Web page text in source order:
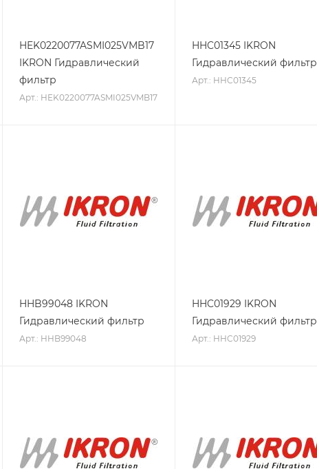
HEK0220077ASMI025VMB17
IKRON Гидравлический
фильтр
Арт.: HEK0220077ASMI025VMB17
HHC01345 IKRON
Гидравлический фильтр
Арт.: HHC01345
HHB99048 IKRON
Гидравлический фильтр
Арт.: HHB99048
HHC01929 IKRON
Гидравлический фильтр
Арт.: HHC01929